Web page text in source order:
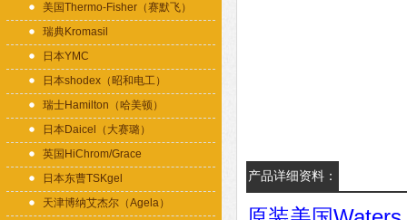
美国Thermo-Fisher（赛默飞）
瑞典Kromasil
日本YMC
日本shodex（昭和电工）
瑞士Hamilton（哈美顿）
日本Daicel（大赛璐）
英国HiChrom/Grace
日本东曹TSKgel
天津博纳艾杰尔（Agela）
产品详细资料：